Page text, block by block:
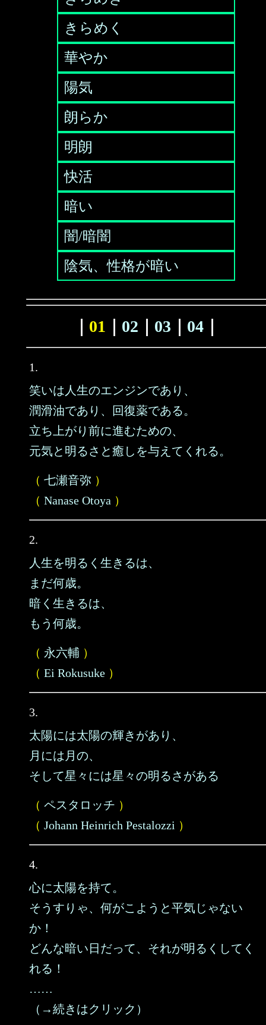
きらめく
華やか
陽気
朗らか
明朗
快活
暗い
闇/暗闇
陰気、性格が暗い
01 02 03 04｜
1.
笑いは人生のエンジンであり、
潤滑油であり、回復薬である。
立ち上がり前に進むための、
元気と明るさと癒しを与えてくれる。
（ 七瀬音弥 ）
（ Nanase Otoya ）
2.
人生を明るく生きるは、
まだ何歳。
暗く生きるは、
もう何歳。
（ 永六輔 ）
（ Ei Rokusuke ）
3.
太陽には太陽の輝きがあり、
月には月の、
そして星々には星々の明るさがある
（ ペスタロッチ ）
（ Johann Heinrich Pestalozzi ）
4.
心に太陽を持て。
そうすりゃ、何がこようと平気じゃない
か！
どんな暗い日だって、それが明るくしてく
れる！
……
（→続きはクリック）